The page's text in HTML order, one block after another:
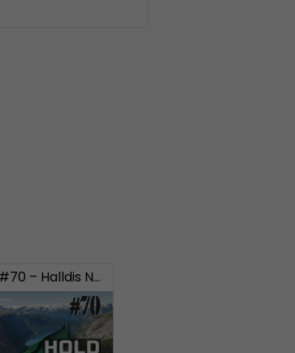
Hold Fanen Høyt! #70 – Halldis Neegård Østbye